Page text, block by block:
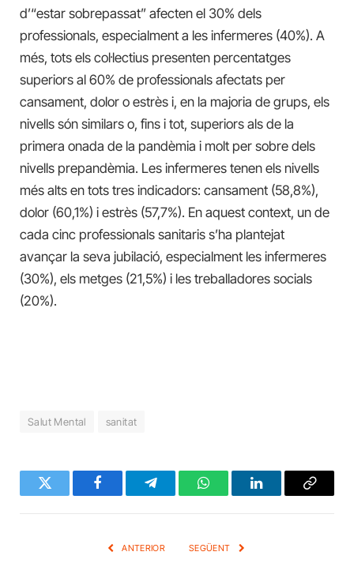
d’“estar sobrepassat” afecten el 30% dels
professionals, especialment a les infermeres (40%). A
més, tots els col·lectius presenten percentatges
superiors al 60% de professionals afectats per
cansament, dolor o estrès i, en la majoria de grups, els
nivells són similars o, fins i tot, superiors als de la
primera onada de la pandèmia i molt per sobre dels
nivells prepandèmia. Les infermeres tenen els nivells
més alts en tots tres indicadors: cansament (58,8%),
dolor (60,1%) i estrès (57,7%). En aquest context, un de
cada cinc professionals sanitaris s’ha plantejat
avançar la seva jubilació, especialment les infermeres
(30%), els metges (21,5%) i les treballadores socials
(20%).
Salut Mental sanitat
Twitter FacebookTelegramWhatsAppLinkedInCopy
ANTERIOR SEGÜENT